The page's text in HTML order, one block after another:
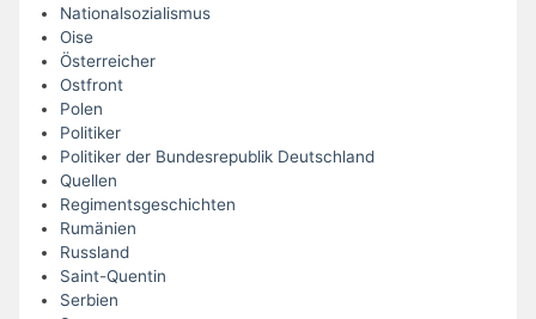
Nationalsozialismus
Oise
Österreicher
Ostfront
Polen
Politiker
Politiker der Bundesrepublik Deutschland
Quellen
Regimentsgeschichten
Rumänien
Russland
Saint-Quentin
Serbien